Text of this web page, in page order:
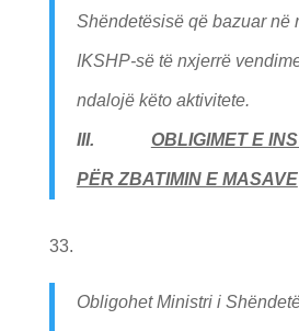
Shëndetësisë që bazuar në
IKSHP-së të nxjerrë
ndalojë këto aktivitete.
III. OBLIGIMET E
PËR ZBATIMIN E MASAVE
Obligohet Ministri i